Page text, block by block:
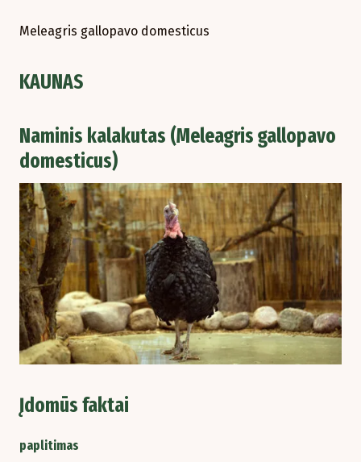
Meleagris gallopavo domesticus
KAUNAS
Naminis kalakutas (Meleagris gallopavo
domesticus)
Įdomūs faktai
paplitimas